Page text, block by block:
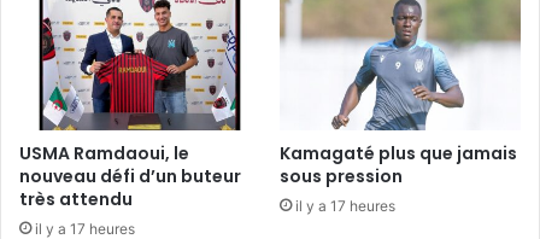
USMA Ramdaoui, le
nouveau défi d’un buteur
très attendu
il y a 17 heures
Kamagaté plus que jamais
sous pression
il y a 17 heures